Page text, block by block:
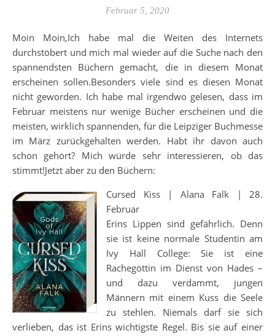
Februar 5, 2020
Moin Moin,Ich habe mal die Weiten des Internets
durchstöbert und mich mal wieder auf die Suche nach den
spannendsten Büchern gemacht, die in diesem Monat
erscheinen sollen.Besonders viele sind es diesen Monat
nicht geworden. Ich habe mal irgendwo gelesen, dass im
Februar meistens nur wenige Bücher erscheinen und die
meisten, wirklich spannenden, für die Leipziger Buchmesse
im März zurückgehalten werden. Habt ihr davon auch
schon gehört? Mich würde sehr interessieren, ob das
stimmt!Jetzt aber zu den Büchern:
Cursed Kiss | Alana Falk | 28.
Februar
Erins Lippen sind gefährlich. Denn
sie ist keine normale Studentin am
Ivy Hall College: Sie ist eine
Rachegöttin im Dienst von Hades –
und dazu verdammt, jungen
Männern mit einem Kuss die Seele
zu stehlen. Niemals darf sie sich
verlieben, das ist Erins wichtigste Regel. Bis sie auf einer